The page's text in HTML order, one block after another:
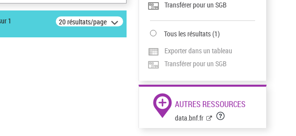
1 20 résultats/page
Transférer pour un SGB
Tous les résultats(1)
Exporter dans un tableau
Transférer pour un SGB
AUTRES RESSOURCES
data.bnf.fr